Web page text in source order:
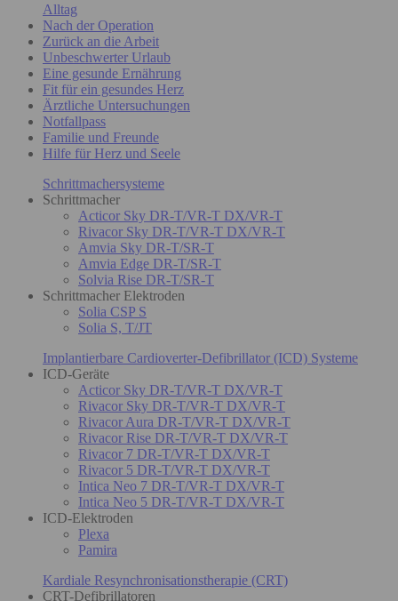
Alltag
Nach der Operation
Zurück an die Arbeit
Unbeschwerter Urlaub
Eine gesunde Ernährung
Fit für ein gesundes Herz
Ärztliche Untersuchungen
Notfallpass
Familie und Freunde
Hilfe für Herz und Seele
Schrittmachersysteme
Schrittmacher
Acticor Sky DR-T/VR-T DX/VR-T
Rivacor Sky DR-T/VR-T DX/VR-T
Amvia Sky DR-T/SR-T
Amvia Edge DR-T/SR-T
Solvia Rise DR-T/SR-T
Schrittmacher Elektroden
Solia CSP S
Solia S, T/JT
Implantierbare Cardioverter-Defibrillator (ICD) Systeme
ICD-Geräte
Acticor Sky DR-T/VR-T DX/VR-T
Rivacor Sky DR-T/VR-T DX/VR-T
Rivacor Aura DR-T/VR-T DX/VR-T
Rivacor Rise DR-T/VR-T DX/VR-T
Rivacor 7 DR-T/VR-T DX/VR-T
Rivacor 5 DR-T/VR-T DX/VR-T
Intica Neo 7 DR-T/VR-T DX/VR-T
Intica Neo 5 DR-T/VR-T DX/VR-T
ICD-Elektroden
Plexa
Pamira
Kardiale Resynchronisationstherapie (CRT)
CRT-Defibrillatoren